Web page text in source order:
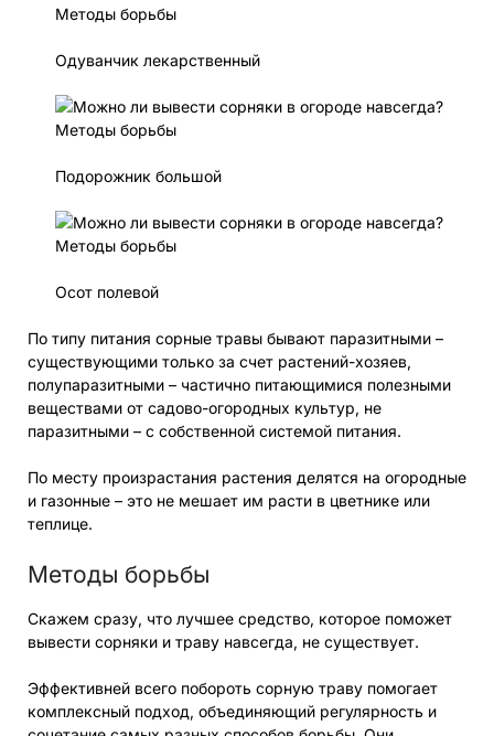
Одуванчик лекарственный
Подорожник большой
Осот полевой
По типу питания сорные травы бывают паразитными –
существующими только за счет растений-хозяев,
полупаразитными – частично питающимися полезными
веществами от садово-огородных культур, не
паразитными – с собственной системой питания.
По месту произрастания растения делятся на огородные
и газонные – это не мешает им расти в цветнике или
теплице.
Методы борьбы
Скажем сразу, что лучшее средство, которое поможет
вывести сорняки и траву навсегда, не существует.
Эффективней всего побороть сорную траву помогает
комплексный подход, объединяющий регулярность и